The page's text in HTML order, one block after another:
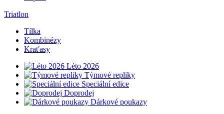
Triatlon
Tílka
Kombinézy
Kraťasy
Léto 2026
Týmové repliky
Speciální edice
Doprodej
Dárkové poukazy